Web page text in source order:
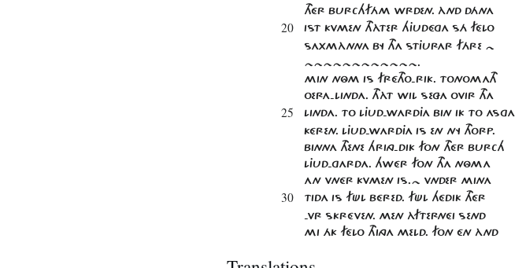
THÉR BURCHFÁM WRDEN. ÀND DÁNA
20
IST KVMEN THÀTER HJUDÉGA SÁ FÉLO
SAXMÀNNA BY THA STJURAR FÁRE ~
~~~~~~~~~~~~.
MIN NÔM IS FRÉTHO-RIK. TONOMATH
OERA-LINDA. THÀT WIL SEZA OVIR THA
25
LINDA. TO LJUD-WARDJA BIN IK TO ASGA
KÉREN. LJUD-WARDJA IS EN NY THORP.
BINNA THENE HRING-DIK FON THÉR BURCH
LJUD-GARDA. HWÉR FON THA NÔMA
AN VNÉR KVMEN IS.~ VNDER MINA
30
TIDA IS FÜL BÉRED. FÜL HÉDIK THÉR
-VR SKRÉVEN. MEN ÀFTERNÉI SEND
MI ÁK FÉLO THINGA MELD. FON ÉN ÀND